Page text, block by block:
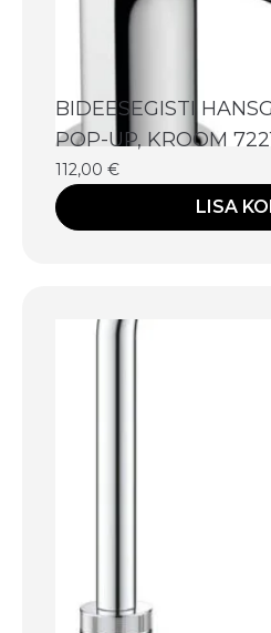
BIDEESEGISTI
POP-UP, KROOM
112,00 €
LISA